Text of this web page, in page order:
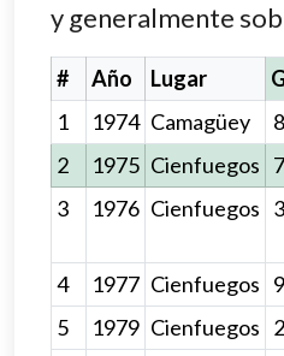
y generalmente
# Año Lugar
1
1974 Camagüey 8
2
1975 Cienfuegos 7
3
1976 Cienfuegos 3
4
1977 Cienfuegos 9
5
1979 Cienfuegos 2